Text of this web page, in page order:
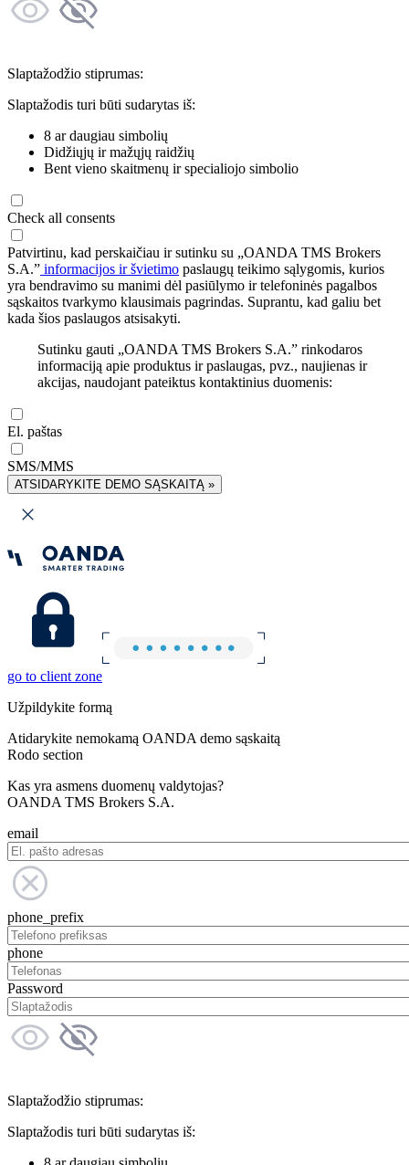
Slaptažodžio stiprumas:
Slaptažodis turi būti sudarytas iš:
8 ar daugiau simbolių
Didžiųjų ir mažųjų raidžių
Bent vieno skaitmenų ir specialiojo simbolio
Check all consents
Patvirtinu, kad perskaičiau ir sutinku su „OANDA TMS Brokers
S.A.” informacijos ir švietimo paslaugų teikimo sąlygomis, kurios
yra bendravimo su manimi dėl pasiūlymo ir telefoninės pagalbos
sąskaitos tvarkymo klausimais pagrindas. Suprantu, kad galiu bet
kada šios paslaugos atsisakyti.
Sutinku gauti „OANDA TMS Brokers S.A.” rinkodaros
informaciją apie produktus ir paslaugas, pvz., naujienas ir
akcijas, naudojant pateiktus kontaktinius duomenis:
El. paštas
SMS/MMS
ATSIDARYKITE DEMO SĄSKAITĄ »
go to client zone
Užpildykite formą
Atidarykite nemokamą OANDA demo sąskaitą
Rodo section
Kas yra asmens duomenų valdytojas?
OANDA TMS Brokers S.A.
email
phone_prefix
phone
Password
Slaptažodžio stiprumas:
Slaptažodis turi būti sudarytas iš: